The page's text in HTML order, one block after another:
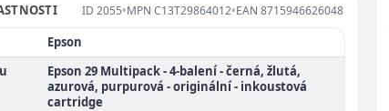
ID 2055•MPN C13T29864012•EAN 8715946626048
Epson
Epson 29 Multipack - 4-balení - černá, žlutá,
azurová, purpurová - originální - inkoustová
cartridge